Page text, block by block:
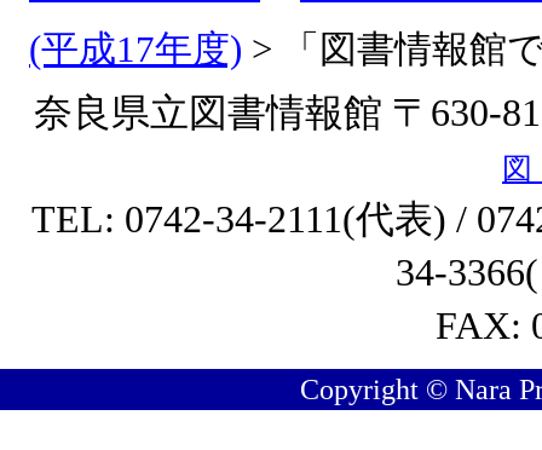
(平成17年度) >
「図書情報館
奈良県立図書情報館 〒630-
図
TEL: 0742-34-2111(代表) /
34-
FAX:
Copyright © Nara